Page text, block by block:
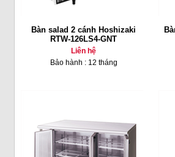
Bàn salad 2 cánh Hoshizaki
RTW-126LS4-GNT
Liên hệ
Bảo hành : 12 tháng